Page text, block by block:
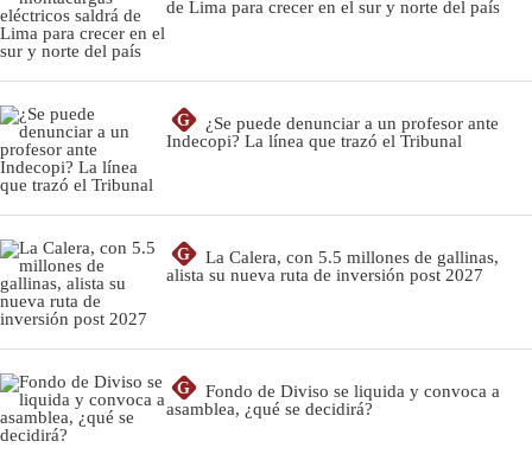
de Lima para crecer en el sur y norte del país
G
¿Se puede denunciar a un profesor ante
Indecopi? La línea que trazó el Tribunal
G
La Calera, con 5.5 millones de gallinas,
alista su nueva ruta de inversión post 2027
G
Fondo de Diviso se liquida y convoca a
asamblea, ¿qué se decidirá?